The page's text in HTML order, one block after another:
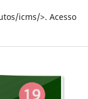
icms/>. Acesso